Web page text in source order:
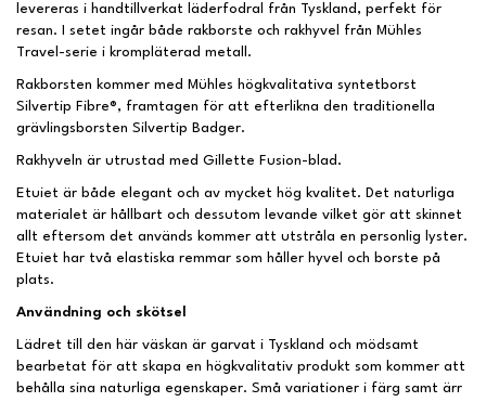
levereras i handtillverkat läderfodral från Tyskland, perfekt för
resan. I setet ingår både rakborste och rakhyvel från Mühles
Travel-serie i krompläterad metall.
Rakborsten kommer med Mühles högkvalitativa syntetborst
Silvertip Fibre®, framtagen för att efterlikna den traditionella
grävlingsborsten Silvertip Badger.
Rakhyveln är utrustad med Gillette Fusion-blad.
Etuiet är både elegant och av mycket hög kvalitet. Det naturliga
materialet är hållbart och dessutom levande vilket gör att skinnet
allt eftersom det används kommer att utstråla en personlig lyster.
Etuiet har två elastiska remmar som håller hyvel och borste på
plats.
Användning och skötsel
Lädret till den här väskan är garvat i Tyskland och mödsamt
bearbetat för att skapa en högkvalitativ produkt som kommer att
behålla sina naturliga egenskaper. Små variationer i färg samt ärr